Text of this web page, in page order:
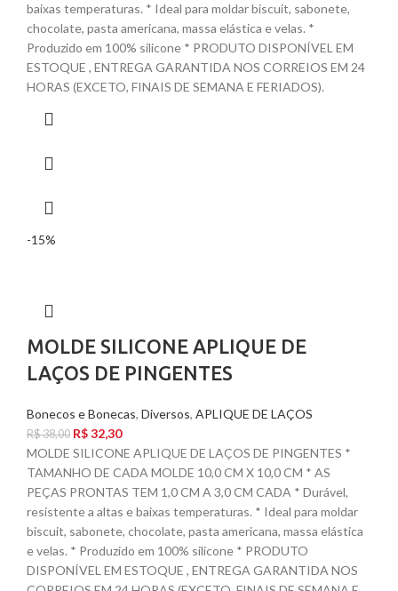
baixas temperaturas. * Ideal para moldar biscuit, sabonete,
chocolate, pasta americana, massa elástica e velas. *
Produzido em 100% silicone * PRODUTO DISPONÍVEL EM
ESTOQUE , ENTREGA GARANTIDA NOS CORREIOS EM 24
HORAS (EXCETO, FINAIS DE SEMANA E FERIADOS).
-15%
MOLDE SILICONE APLIQUE DE
LAÇOS DE PINGENTES
Bonecos e Bonecas, Diversos, APLIQUE DE LAÇOS
R$38,00 R$32,30
MOLDE SILICONE APLIQUE DE LAÇOS DE PINGENTES *
TAMANHO DE CADA MOLDE 10,0 CM X 10,0 CM * AS
PEÇAS PRONTAS TEM 1,0 CM A 3,0 CM CADA * Durável,
resistente a altas e baixas temperaturas. * Ideal para moldar
biscuit, sabonete, chocolate, pasta americana, massa elástica
e velas. * Produzido em 100% silicone * PRODUTO
DISPONÍVEL EM ESTOQUE , ENTREGA GARANTIDA NOS